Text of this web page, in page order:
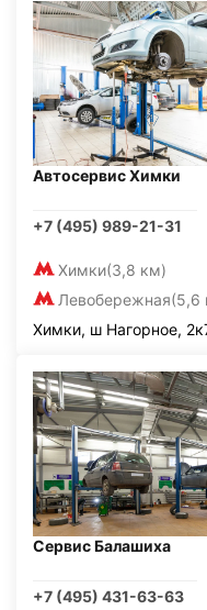
Автосервис Химки
+7 (495) 989-21-31
Химки(3,8 км)
Левобережная(5,6
Химки, ш Нагорное,
Сервис Балашиха
+7 (495) 431-63-63